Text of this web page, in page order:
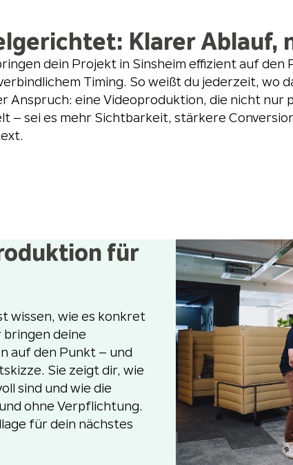
Klarer Ablauf,
dein Projekt in Sinsheim effizient auf
Timing. So weißt du jederzeit, wo
Anspruch: eine Videoproduktion, die nicht
– sei es mehr Sichtbarkeit, stärkere
für
wissen, wie es konkret
bringen deine
auf den Punkt – und
Sie zeigt dir, wie
sind und wie die
ohne Verpflichtung.
für dein nächstes